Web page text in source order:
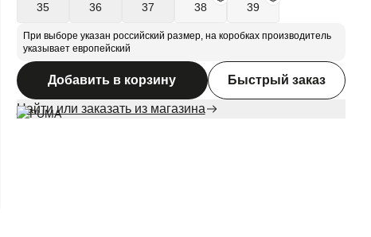
35 36 37 38 39
При выборе указан российский размер, на коробках производитель
указывает европейский
Добавить в корзину Быстрый заказ
Найти или заказать из магазина